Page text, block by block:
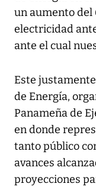
un aumento del
electricidad
ante el cual
Este
de Energía,
Panameña de
en donde
tanto público
avances
proyecciones